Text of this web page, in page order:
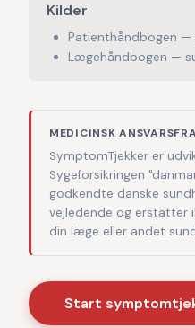
Kilder
Patienthåndbogen —
Lægehåndbogen —
MEDICINSK
SymptomTjekker er
Sygeforsikringen
godkendte danske
vejledende og erstatter
din læge eller andet
Start